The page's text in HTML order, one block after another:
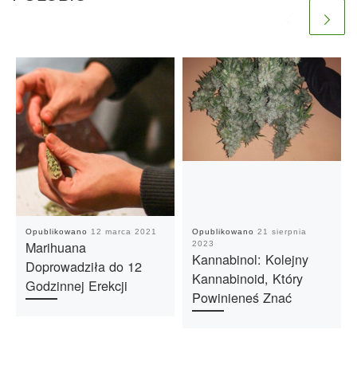
Opublikowano 12 marca 2021
Marihuana
Doprowadziła do 12
Godzinnej Erekcji
Opublikowano 21 sierpnia
2023
Kannabinol: Kolejny
Kannabinoid, Który
Powinieneś Znać